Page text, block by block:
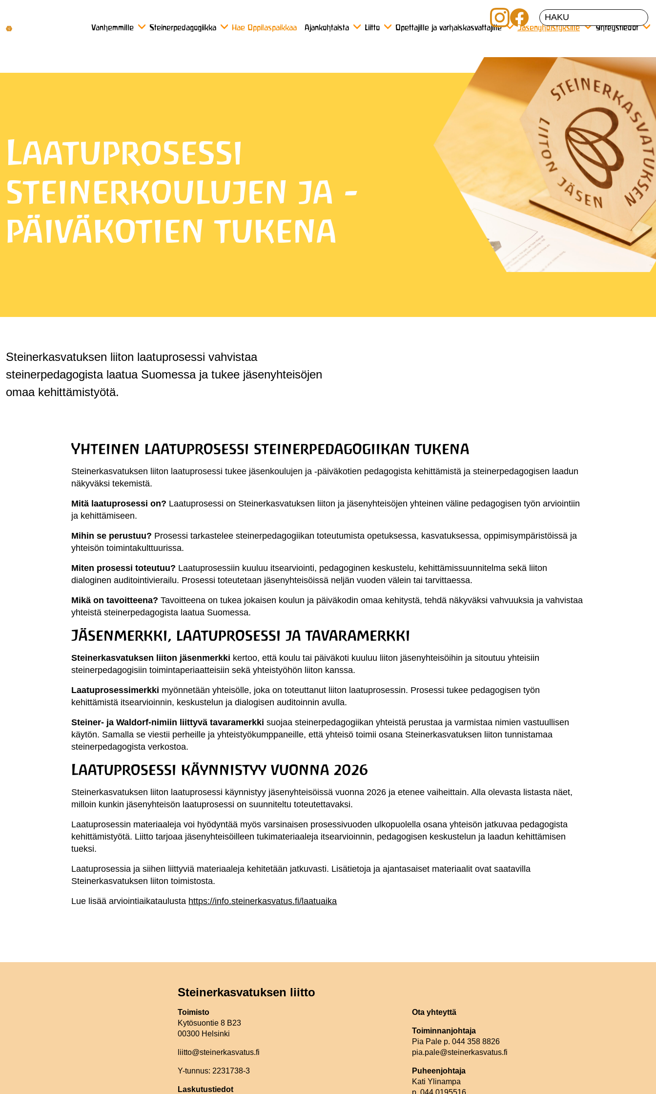
Vanhemmille Steinerpedagogiikka Hae Oppilaspaikkaa Ajankohtaista Liitto Opettajille ja varhaiskasvattajille Jäsenyhdistyksille Yhteystiedot
Laatuprosessi
steinerkoulujen ja -
päiväkotien tukena
Steinerkasvatuksen liiton laatuprosessi vahvistaa
steinerpedagogista laatua Suomessa ja tukee jäsenyhteisöjen
omaa kehittämistyötä.
Yhteinen laatuprosessi steinerpedagogiikan tukena
Steinerkasvatuksen liiton laatuprosessi tukee jäsenkoulujen ja -päiväkotien pedagogista kehittämistä ja steinerpedagogisen laadun
näkyväksi tekemistä.
Mitä laatuprosessi on? Laatuprosessi on Steinerkasvatuksen liiton ja jäsenyhteisöjen yhteinen väline pedagogisen työn arviointiin
ja kehittämiseen.
Mihin se perustuu? Prosessi tarkastelee steinerpedagogiikan toteutumista opetuksessa, kasvatuksessa, oppimisympäristöissä ja
yhteisön toimintakulttuurissa.
Miten prosessi toteutuu? Laatuprosessiin kuuluu itsearviointi, pedagoginen keskustelu, kehittämissuunnitelma sekä liiton
dialoginen auditointivierailu. Prosessi toteutetaan jäsenyhteisöissä neljän vuoden välein tai tarvittaessa.
Mikä on tavoitteena?Tavoitteena on tukea jokaisen koulun ja päiväkodin omaa kehitystä, tehdä näkyväksi vahvuuksia ja vahvistaa
yhteistä steinerpedagogista laatua Suomessa.
Jäsenmerkki, laatuprosessi ja tavaramerkki
Steinerkasvatuksen liiton jäsenmerkki kertoo, että koulu tai päiväkoti kuuluu liiton jäsenyhteisöihin ja sitoutuu yhteisiin
steinerpedagogisiin toimintaperiaatteisiin sekä yhteistyöhön liiton kanssa.
Laatuprosessimerkki myönnetään yhteisölle, joka on toteuttanut liiton laatuprosessin. Prosessi tukee pedagogisen työn
kehittämistä itsearvioinnin, keskustelun ja dialogisen auditoinnin avulla.
Steiner- ja Waldorf-nimiin liittyvä tavaramerkki suojaa steinerpedagogiikan yhteistä perustaa ja varmistaa nimien vastuullisen
käytön. Samalla se viestii perheille ja yhteistyökumppaneille, että yhteisö toimii osana Steinerkasvatuksen liiton tunnistamaa
steinerpedagogista verkostoa.
Laatuprosessi käynnistyy vuonna 2026
Steinerkasvatuksen liiton laatuprosessi käynnistyy jäsenyhteisöissä vuonna 2026 ja etenee vaiheittain. Alla olevasta listasta näet,
milloin kunkin jäsenyhteisön laatuprosessi on suunniteltu toteutettavaksi.
Laatuprosessin materiaaleja voi hyödyntää myös varsinaisen prosessivuoden ulkopuolella osana yhteisön jatkuvaa pedagogista
kehittämistyötä. Liitto tarjoaa jäsenyhteisöilleen tukimateriaaleja itsearvioinnin, pedagogisen keskustelun ja laadun kehittämisen
tueksi.
Laatuprosessia ja siihen liittyviä materiaaleja kehitetään jatkuvasti. Lisätietoja ja ajantasaiset materiaalit ovat saatavilla
Steinerkasvatuksen liiton toimistosta.
Lue lisää arviointiaikataulusta https://info.steinerkasvatus.fi/laatuaika
Steinerkasvatuksen liitto
Toimisto
Kytösuontie 8 B23
00300 Helsinki
liitto@steinerkasvatus.fi
Y-tunnus: 2231738-3
Laskutustiedot
Ota yhteyttä
Toiminnanjohtaja
Pia Pale p. 044 358 8826
pia.pale@steinerkasvatus.fi
Puheenjohtaja
Kati Ylinampa
p. 044 0195516